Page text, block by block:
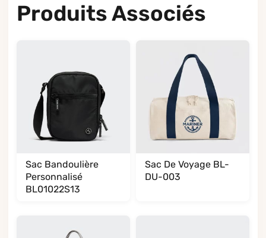
Produits Associés
Sac Bandoulière
Personnalisé
BL01022S13
Sac De Voyage BL-
DU-003